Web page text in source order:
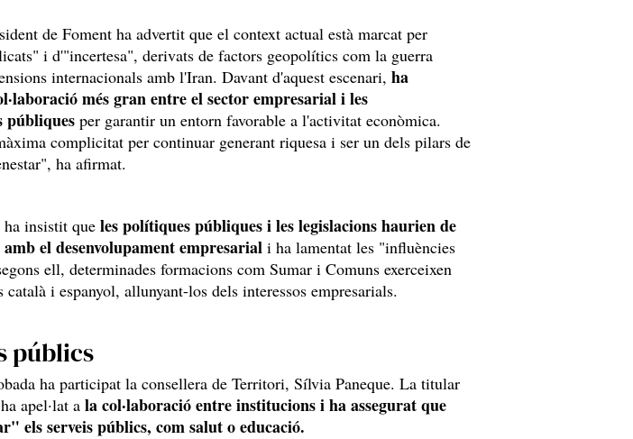
de Foment ha advertit que el context actual està marcat per
i d'"incertesa", derivats de factors geopolítics com la guerra
internacionals amb l'Iran. Davant d'aquest escenari, ha
més gran entre el sector empresarial i les
públiques per garantir un entorn favorable a l'activitat econòmica.
complicitat per continuar generant riquesa i ser un dels pilars de
ha afirmat.
insistit que les polítiques públiques i les legislacions haurien de
el desenvolupament empresarial i ha lamentat les "influències
ell, determinades formacions com Sumar i Comuns exerceixen
català i espanyol, allunyant-los dels interessos empresarials.
públics
ha participat la consellera de Territori, Sílvia Paneque. La titular
apel·lat a la col·laboració entre institucions i ha assegurat que
els serveis públics, com salut o educació.